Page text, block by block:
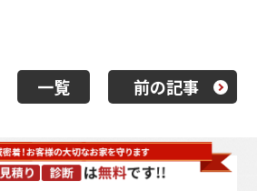
一覧 前の記事